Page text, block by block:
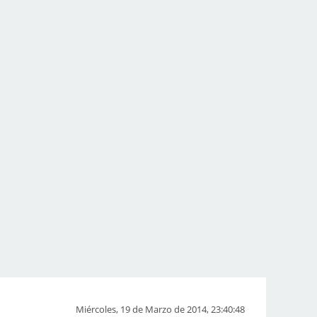
Miércoles, 19 de Marzo de 2014, 23:40:48